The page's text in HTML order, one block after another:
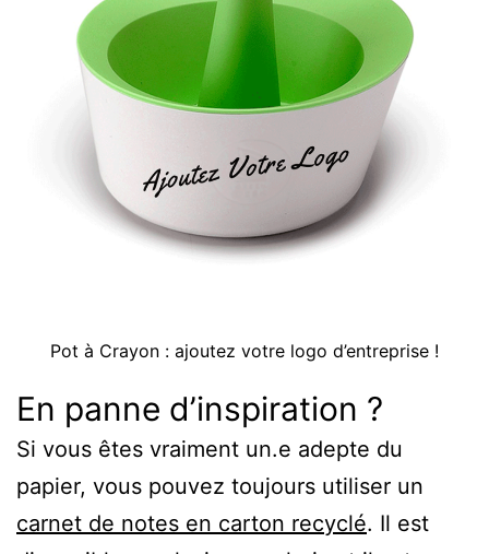
Pot à Crayon : ajoutez votre logo d’entreprise !
En panne d’inspiration ?
Si vous êtes vraiment un.e adepte du
papier, vous pouvez toujours utiliser un
carnet de notes en carton recyclé. Il est